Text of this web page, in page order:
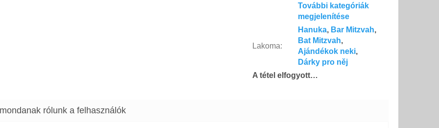
További kategóriák
megjelenítése
Lakoma:
Hanuka, Bar Mitzvah,
Bat Mitzvah,
Ajándékok neki,
Dárky pro něj
A tétel elfogyott…